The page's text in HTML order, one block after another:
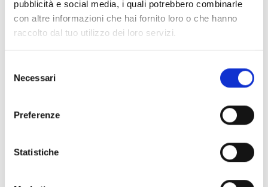
pubblicità e social media, i quali potrebbero combinarle
con altre informazioni che hai fornito loro o che hanno
raccolto dal tuo utilizzo dei loro servizi.
delNecessari
Preferenze
Statistiche
Accessori per test dei rivelatori - Materiali
Accessori rivelatori Enea
Accessori Senseware
Accessori Serie Industrial
Air2-Aria/W